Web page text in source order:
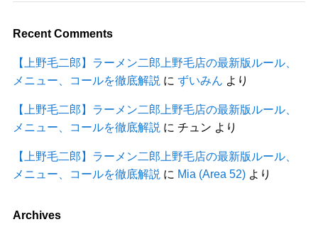
Recent Comments
【上野毛二郎】ラーメン二郎上野毛店の最新版ルール、
メニュー、コールを徹底解説 に ずいみん より
【上野毛二郎】ラーメン二郎上野毛店の最新版ルール、
メニュー、コールを徹底解説 に チュン より
【上野毛二郎】ラーメン二郎上野毛店の最新版ルール、
メニュー、コールを徹底解説 に Mia (Area 52)より
Archives